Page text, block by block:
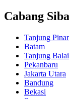
Cabang
Tanjung
Batam
Tanjung
Pekanbaru
Jakarta Utara
Bandung
Bekasi